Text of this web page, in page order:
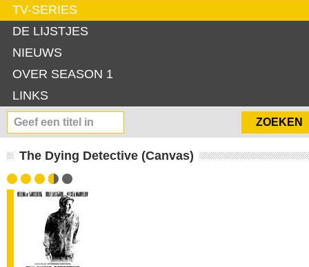
TV-SERIES
DE LIJSTJES
NIEUWS
OVER SEASON 1
LINKS
The Dying Detective (Canvas)